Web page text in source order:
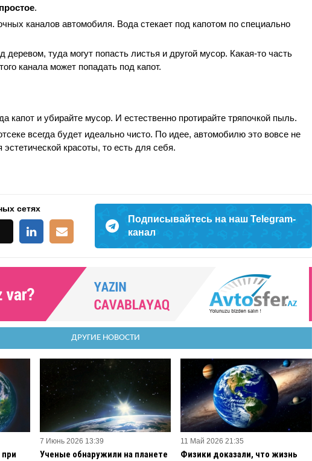
.
каналов автомобиля. Вода стекает под капотом по специально
деревом, туда могут попасть листья и другой мусор. Какая-то часть
канала может попадать под капот.
капот и убирайте мусор. И естественно протирайте тряпочкой пыль.
всегда будет идеально чисто. По идее, автомобилю это вовсе не
красоты, то есть для себя.
сетях
Подписывайтесь на наш Telegram-
канал
ДРУГИЕ НОВОСТИ
7 Июнь 2026 13:39
Ученые обнаружили на планете
11 Май 2026 21:35
Физики доказали, что жизнь